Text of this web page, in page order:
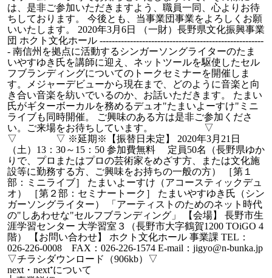
は、是非ご参加いただきますよう、職員一同、心よりお待
ちしております。 今後とも、当事業団事業をよろしくお願
いいたします。 2020年3月6日 （一財）長野県文化振興事業
団 ホクト文化ホール ------------------------------------------------------
- 南信州を拠点に活動するシンガーソングライターのたま
いやすゆき氏を講師に迎え、ネットツールを駆使したセル
フブランディングについてのトークセミナーを開催しま
す。メジャーデビューから現在まで、どのように音楽と向
き合い音楽を紡いでいるのか、お話いただきます。 たまい
氏がギターボーカルを務めるデュオ"たまいよーすけ"ミニ
ライブも同時開催。 ご興味のある方は是非ご参加くださ
い。ご来場をお待ちしています。 ▽
▽ ▽ ※延期※【振替日未定】 2020年3月21日
（土）13：30～15：50 参加費無料 定員50名（長野県ゆか
りで、プロまたはプロの芸術家をめざす方、または文化施
設等に勤務する方、ご興味をお持ちの一般の方） ［第１
部：ミニライブ］ たまいよーすけ（アコースティックデュ
オ） ［第２部：セミナートーク］ たまいやすゆき氏（シン
ガーソングライター） 「アーティストのためのネット時代
の"しあわせな"セルフブランディング」 【会場】 長野市生
涯学習センター 大学習室３（長野市大字鶴賀1200 TOiGO 4
階） 【お問い合わせ】 ホクト文化ホール 事業課 TEL：
026-226-0008 FAX：026-226-1574 E-mail：jigyo@n-bunka.jp
▽チラシダウンロード（906kb）▽
next・next⁺について